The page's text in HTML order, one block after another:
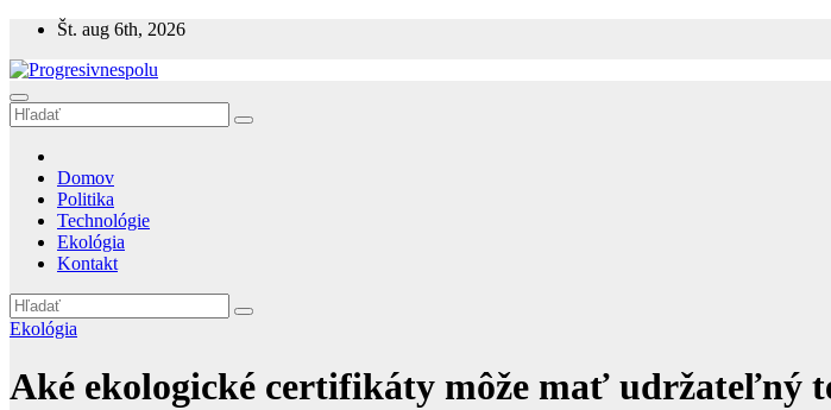
Prejsť
obsah
Št. aug 6th, 2026
Progresivnespolu
Progresívne témy - ekológia a politika
Domov
Politika
Technológie
Ekológia
Kontakt
Ekológia
Aké ekologické certifikáty môže mať udržateľný